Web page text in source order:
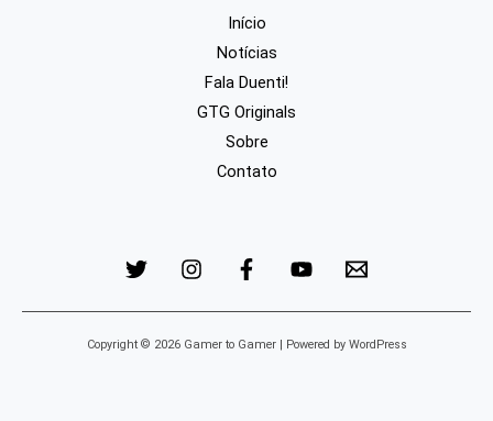
Início
Notícias
Fala Duenti!
GTG Originals
Sobre
Contato
Copyright © 2026 Gamer to Gamer | Powered by WordPress